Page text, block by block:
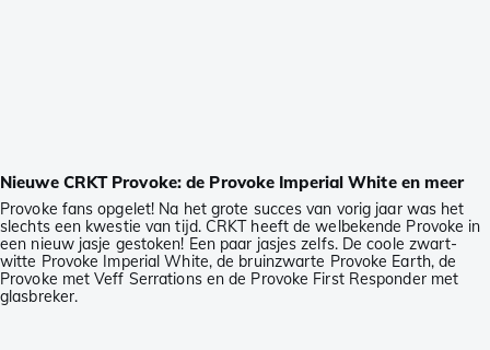
Nieuwe CRKT Provoke: de Provoke Imperial White en meer
Provoke fans opgelet! Na het grote succes van vorig jaar was het
slechts een kwestie van tijd. CRKT heeft de welbekende Provoke in
een nieuw jasje gestoken! Een paar jasjes zelfs. De coole zwart-
witte Provoke Imperial White, de bruinzwarte Provoke Earth, de
Provoke met Veff Serrations en de Provoke First Responder met
glasbreker.